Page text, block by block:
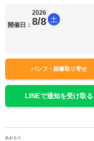
開催日：
2026
8/8 土
パンフ・願書取り寄せ
LINEで通知を受け取る
あおもり